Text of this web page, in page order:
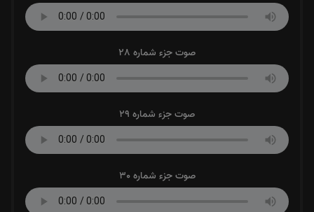
صوت جزء شماره 28
صوت جزء شماره 29
صوت جزء شماره 30